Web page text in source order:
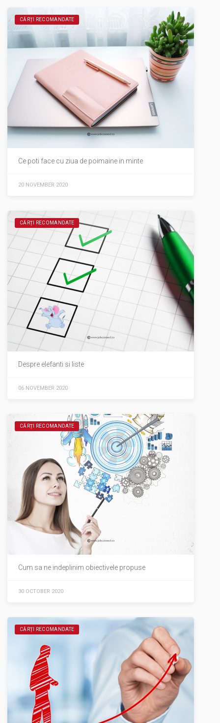
CĂRȚI RECOMANDATE
Ce poti face cu ziua de poimaine in minte
20 NOVEMBER 2020
CĂRȚI RECOMANDATE
Despre elefanti si liste
06 NOVEMBER 2020
CĂRȚI RECOMANDATE
Cum sa ne indeplinim obiectivele propuse
30 OCTOBER 2020
CĂRȚI RECOMANDATE